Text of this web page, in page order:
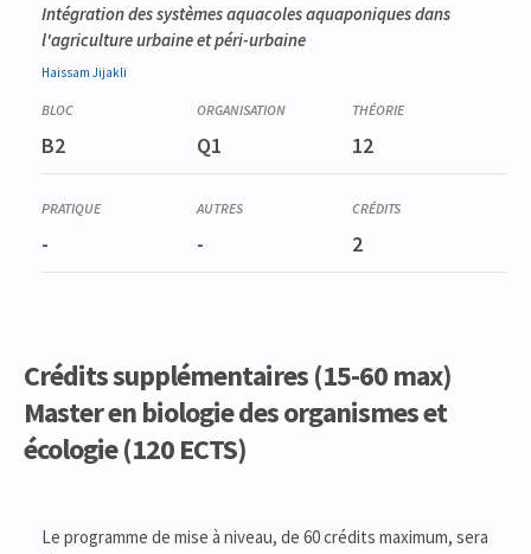
Intégration des systèmes aquacoles aquaponiques dans
l'agriculture urbaine et péri-urbaine
Haissam Jijakli
B2 Q1 12
- - 2
Crédits supplémentaires (15-60 max)
Master en biologie des organismes et
écologie (120 ECTS)
Le programme de mise à niveau, de 60 crédits maximum, sera